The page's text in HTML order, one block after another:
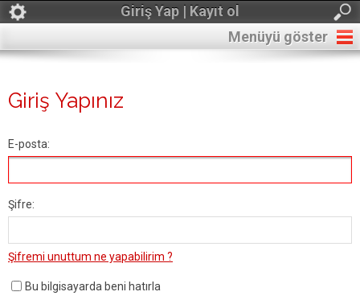
Giriş Yap | Kayıt ol
Menüyü göster
Giriş Yapınız
E-posta:
Şifre:
Şifremi unuttum ne yapabilirim ?
Bu bilgisayarda beni hatırla